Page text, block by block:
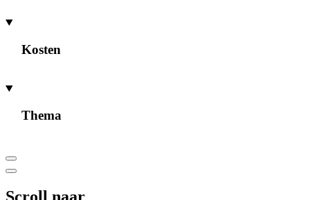
Kosten
Thema
Scroll naar